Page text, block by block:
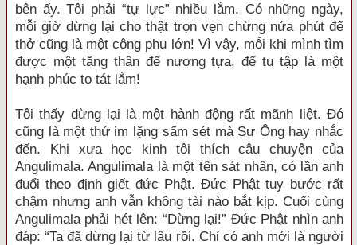
bên ấy. Tôi phải “tự lực” nhiều lắm. Có những ngày,
mỗi giờ dừng lại cho thật trọn vẹn chừng nửa phút để
thở cũng là một công phu lớn! Vì vậy, mỗi khi mình tìm
được một tăng thân để nương tựa, để tu tập là một
hạnh phúc to tát lắm!
Tôi thấy dừng lại là một hành động rất mãnh liệt. Đó
cũng là một thứ im lặng sấm sét mà Sư Ông hay nhắc
đến. Khi xưa học kinh tôi thích câu chuyện của
Angulimala. Angulimala là một tên sát nhân, có lần anh
đuổi theo định giết đức Phật. Đức Phật tuy bước rất
chậm nhưng anh vẫn không tài nào bắt kịp. Cuối cùng
Angulimala phải hét lên: “Dừng lại!” Đức Phật nhìn anh
đáp: “Ta đã dừng lại từ lâu rồi. Chỉ có anh mới là người